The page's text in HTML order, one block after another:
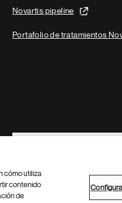
Novartis pipeline
Portafolio de tratamientos
Footer Site Search
cómo utiliza
contenido
de